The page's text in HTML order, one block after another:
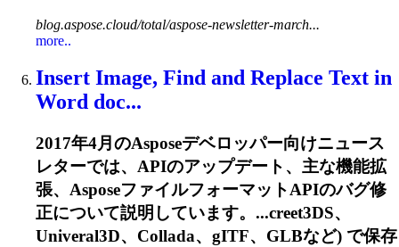
blog.aspose.cloud/total/aspose-newsletter-march...
more..
Insert Image, Find and Replace Text in
Word doc...
2017年4月のAsposeデベロッパー向けニュース
レターでは、APIのアップデート、主な機能拡
張、AsposeファイルフォーマットAPIのバグ修
正について説明しています。...creet3DS、
Univeral3D、Collada、 gITF、GLBなど) で保存